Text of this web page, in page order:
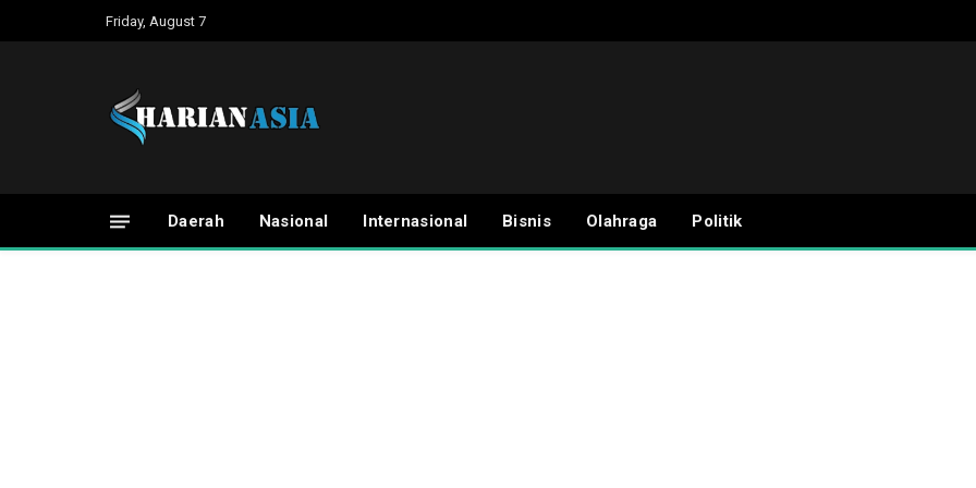
Friday, August 7
Daerah Nasional Internasional Bisnis Olahraga Politik